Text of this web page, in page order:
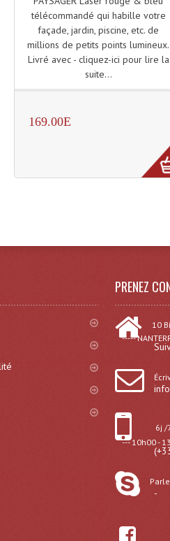
télécommandé qui habille votre
façade, jardin, piscine, etc. de
millions de petits points lumineux.
Livré avec - cliquez-ici pour lire la
suite...
169.00E
PRENEZ
10
-----
6j /
--- 10h00 -
-